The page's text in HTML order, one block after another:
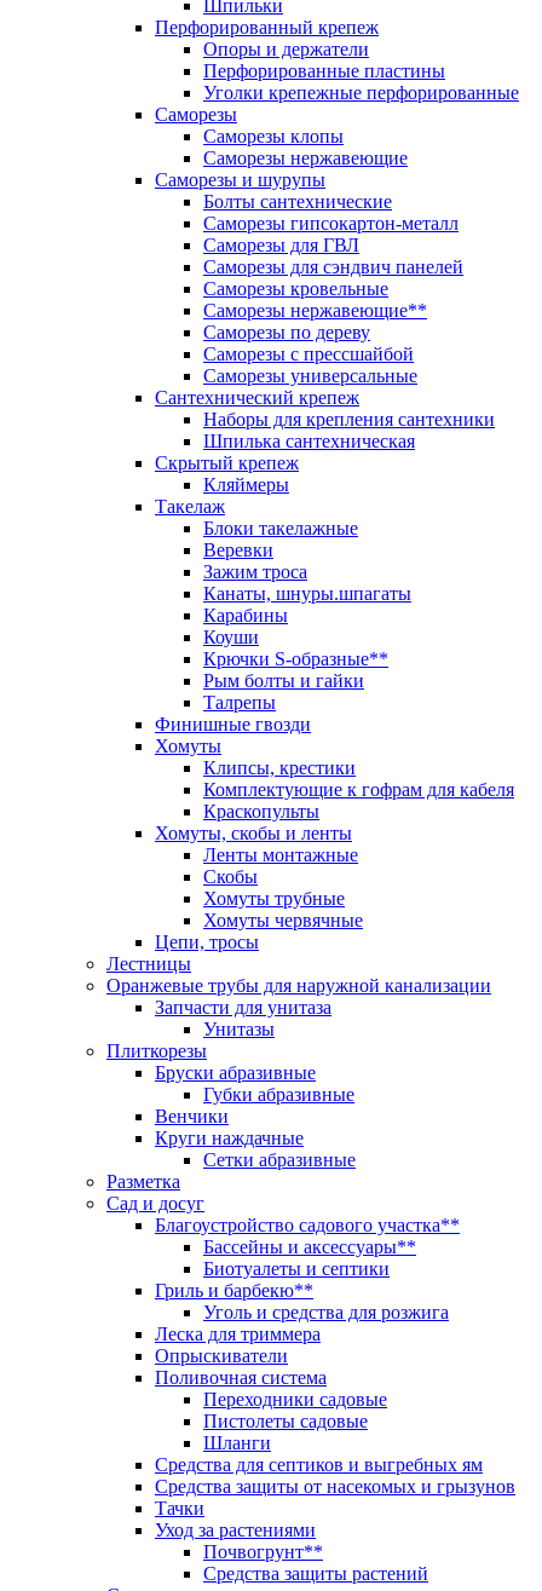
Шпильки
Перфорированный крепеж
Опоры и держатели
Перфорированные пластины
Уголки крепежные перфорированные
Саморезы
Саморезы клопы
Саморезы нержавеющие
Саморезы и шурупы
Болты сантехнические
Саморезы гипсокартон-металл
Саморезы для ГВЛ
Саморезы для сэндвич панелей
Саморезы кровельные
Саморезы нержавеющие**
Саморезы по дереву
Саморезы с прессшайбой
Саморезы универсальные
Сантехнический крепеж
Наборы для крепления сантехники
Шпилька сантехническая
Скрытый крепеж
Кляймеры
Такелаж
Блоки такелажные
Веревки
Зажим троса
Канаты, шнуры.шпагаты
Карабины
Коуши
Крючки S-образные**
Рым болты и гайки
Талрепы
Финишные гвозди
Хомуты
Клипсы, крестики
Комплектующие к гофрам для кабеля
Краскопульты
Хомуты, скобы и ленты
Ленты монтажные
Скобы
Хомуты трубные
Хомуты червячные
Цепи, тросы
Лестницы
Оранжевые трубы для наружной канализации
Запчасти для унитаза
Унитазы
Плиткорезы
Бруски абразивные
Губки абразивные
Венчики
Круги наждачные
Сетки абразивные
Разметка
Сад и досуг
Благоустройство садового участка**
Бассейны и аксессуары**
Биотуалеты и септики
Гриль и барбекю**
Уголь и средства для розжига
Леска для триммера
Опрыскиватели
Поливочная система
Переходники садовые
Пистолеты садовые
Шланги
Средства для септиков и выгребных ям
Средства защиты от насекомых и грызунов
Тачки
Уход за растениями
Почвогрунт**
Средства защиты растений